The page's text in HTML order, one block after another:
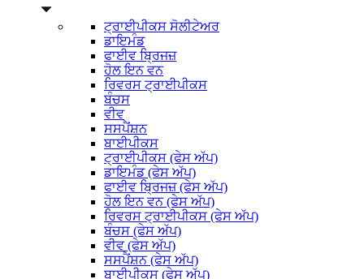
ਟ੍ਰਾਈਪੀਕਸ ਸੋਲੀਟੇਅਰ
ਡਾਇਮੰਡ
ਫਾਈਵ ਬ੍ਰਿਜਜ਼
ਹੋਲ ਇਨ ਵਨ
ਰਿਵਰਸ ਟ੍ਰਾਈਪੀਕਸ
ਬੰਚਸ
ਵੀਵ
ਸਸਪੈਂਸ਼ਨ
ਬਾਈਪੀਕਸ
ਟ੍ਰਾਈਪੀਕਸ (ਫੇਸ ਅੱਪ)
ਡਾਇਮੰਡ (ਫੇਸ ਅੱਪ)
ਫਾਈਵ ਬ੍ਰਿਜਜ਼ (ਫੇਸ ਅੱਪ)
ਹੋਲ ਇਨ ਵਨ (ਫੇਸ ਅੱਪ)
ਰਿਵਰਸ ਟ੍ਰਾਈਪੀਕਸ (ਫੇਸ ਅੱਪ)
ਬੰਚਸ (ਫੇਸ ਅੱਪ)
ਵੀਵ (ਫੇਸ ਅੱਪ)
ਸਸਪੈਂਸ਼ਨ (ਫੇਸ ਅੱਪ)
ਬਾਈਪੀਕਸ (ਫੇਸ ਅੱਪ)